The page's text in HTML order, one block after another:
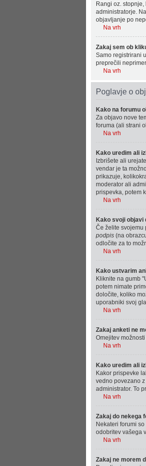
Rangi oz.
administratorje.
objavljanje po
Na vrh
Zakaj sem ob
Samo registrirani
preprečili
Na vrh
Poglavje o
Kako na forumu
Za objavo nove
foruma (ali strani
Na vrh
Kako uredim ali
Izbrišete ali
vendar je ta
prikazuje,
moderator ali
prispevka, potem
Na vrh
Kako svoji objavi
Če želite svojemu
podpis(na
odločite za to
Na vrh
Kako ustvarim
Kliknite na gumb
potem nimate
določite, koliko
uporabniki svoj
Na vrh
Zakaj anketi ne
Omejitev
Na vrh
Kako uredim ali
Kakor prispevke
vedno povezano
administrator. To
Na vrh
Zakaj do nekega
Nekateri forumi
odobritev vašega
Na vrh
Zakaj ne morem